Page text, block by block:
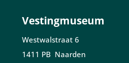
Vestingmuseum
Westwalstraat 6
1411 PB Naarden